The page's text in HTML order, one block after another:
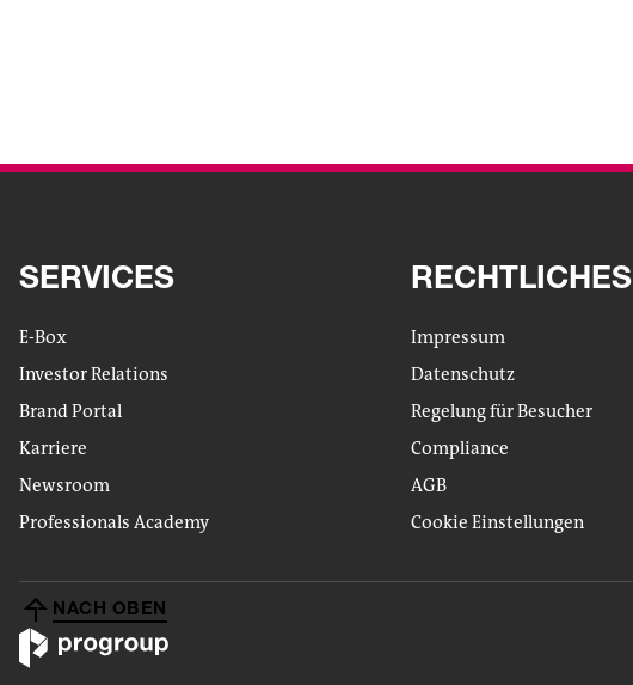
NACH OBEN
SERVICES
E-Box
Investor Relations
Brand Portal
Karriere
Newsroom
Professionals Academy
RECHTLICHES
Impressum
Datenschutz
Regelung für Besucher
Compliance
AGB
Cookie Einstellungen